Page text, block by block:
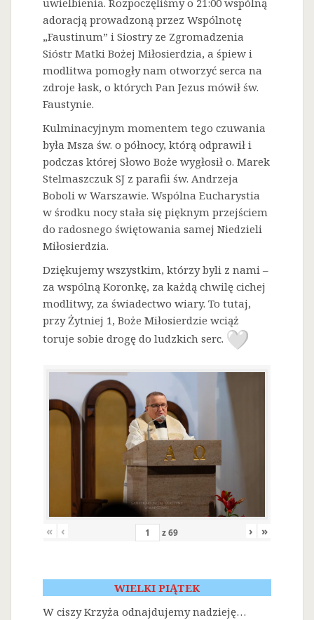
uwielbienia. Rozpoczęliśmy o 21:00 wspólną
adoracją prowadzoną przez Wspólnotę
„Faustinum” i Siostry ze Zgromadzenia
Sióstr Matki Bożej Miłosierdzia, a śpiew i
modlitwa pomogły nam otworzyć serca na
zdroje łask, o których Pan Jezus mówił św.
Faustynie.
Kulminacyjnym momentem tego czuwania
była Msza św. o północy, którą odprawił i
podczas której Słowo Boże wygłosił o. Marek
Stelmaszczuk SJ z parafii św. Andrzeja
Boboli w Warszawie. Wspólna Eucharystia
w środku nocy stała się pięknym przejściem
do radosnego świętowania samej Niedzieli
Miłosierdzia.
Dziękujemy wszystkim, którzy byli z nami –
za wspólną Koronkę, za każdą chwilę cichej
modlitwy, za świadectwo wiary. To tutaj,
przy Żytniej 1, Boże Miłosierdzie wciąż
toruje sobie drogę do ludzkich serc.
« ‹ z69 › »
WIELKI PIĄTEK
W ciszy Krzyża odnajdujemy nadzieję…